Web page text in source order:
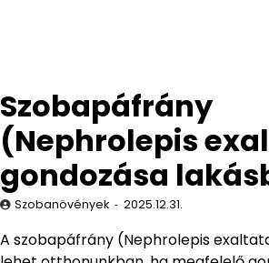
Szobapáfrány
(Nephrolepis
gondozása
Szobanövények 2025.12.31.
A szobapáfrány (Nephrolepis